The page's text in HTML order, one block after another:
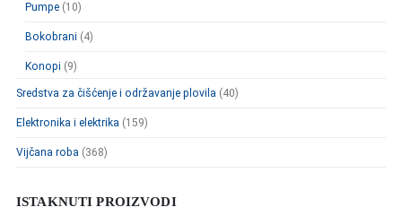
Pumpe (10)
Bokobrani (4)
Konopi (9)
Sredstva za čišćenje i održavanje plovila (40)
Elektronika i elektrika (159)
Vijčana roba (368)
ISTAKNUTI PROIZVODI